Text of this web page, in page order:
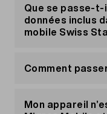
Que se passe-t-
données inclus
mobile Swiss
abonnement
0.10/MB est
Si vous souhaitez
Comment
conservant votre
Mon appareil